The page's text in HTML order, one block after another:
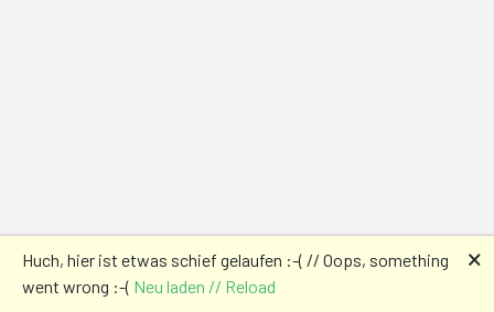
Huch, hier ist etwas schief gelaufen :-( // Oops, something
went wrong :-( Neu laden // Reload
🗙